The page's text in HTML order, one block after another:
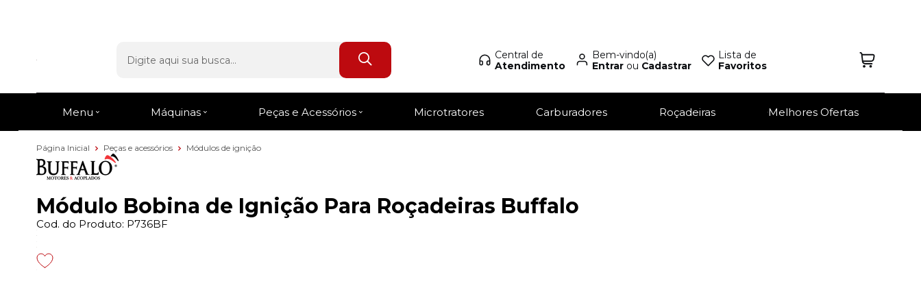
Central de
Atendimento
Bem-vindo(a)
Entrarou Cadastrar
Lista de
Favoritos
Menu Máquinas Peças e Acessórios Microtratores Carburadores Roçadeiras Melhores Ofertas
Página Inicial Peças e acessórios Módulos de ignição
Módulo Bobina de Ignição Para Roçadeiras Buffalo
Cod. do Produto: P736BF